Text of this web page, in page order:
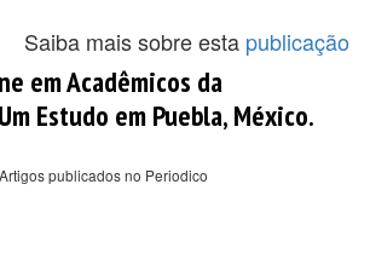
Saiba mais sobre esta publicação
em Acadêmicos da
Estudo em Puebla, México.
publicados no Periodico